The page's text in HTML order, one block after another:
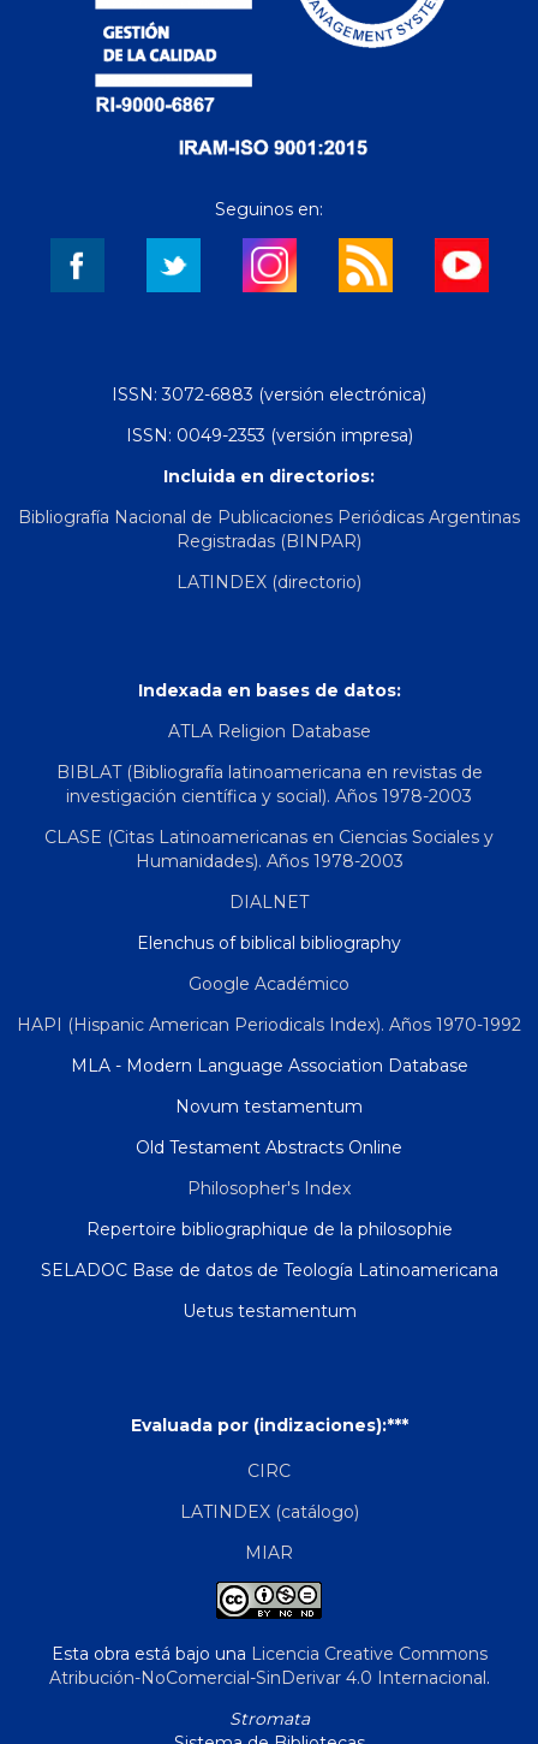
Seguinos en:
ISSN: 3072-6883 (versión electrónica)
ISSN: 0049-2353 (versión impresa)
Incluida en directorios:
Bibliografía Nacional de Publicaciones Periódicas Argentinas
Registradas (BINPAR)
LATINDEX (directorio)
Indexada en bases de datos:
ATLA Religion Database
BIBLAT (Bibliografía latinoamericana en revistas de
investigación científica y social). Años 1978-2003
CLASE (Citas Latinoamericanas en Ciencias Sociales y
Humanidades). Años 1978-2003
DIALNET
Elenchus of biblical bibliography
Google Académico
HAPI (Hispanic American Periodicals Index). Años 1970-1992
MLA - Modern Language Association Database
Novum testamentum
Old Testament Abstracts Online
Philosopher's Index
Repertoire bibliographique de la philosophie
SELADOC Base de datos de Teología Latinoamericana
Uetus testamentum
Evaluada por (indizaciones):***
CIRC
LATINDEX (catálogo)
MIAR
Esta obra está bajo una Licencia Creative Commons
Atribución-NoComercial-SinDerivar 4.0 Internacional.
Stromata